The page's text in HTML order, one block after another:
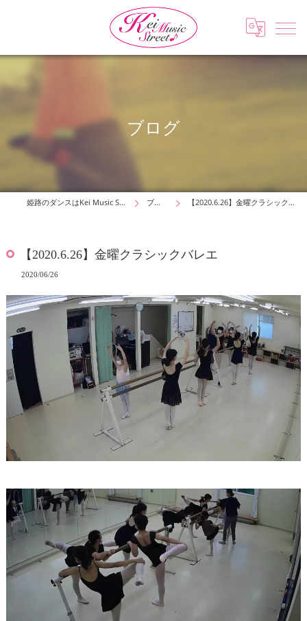
ブログ
姫路のダンスはKei Music Street ブログ 【2020.6.26】金曜クラシックバレエ
【2020.6.26】金曜クラシックバレエ
2020/06/26